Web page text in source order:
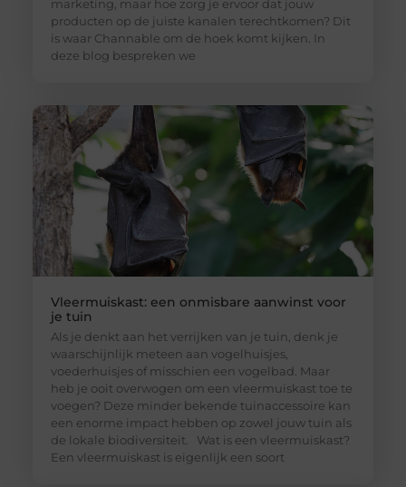
marketing, maar hoe zorg je ervoor dat jouw
producten op de juiste kanalen terechtkomen? Dit
is waar Channable om de hoek komt kijken. In
deze blog bespreken we
Vleermuiskast: een onmisbare aanwinst voor
je tuin
Als je denkt aan het verrijken van je tuin, denk je
waarschijnlijk meteen aan vogelhuisjes,
voederhuisjes of misschien een vogelbad. Maar
heb je ooit overwogen om een vleermuiskast toe te
voegen? Deze minder bekende tuinaccessoire kan
een enorme impact hebben op zowel jouw tuin als
de lokale biodiversiteit. Wat is een vleermuiskast?
Een vleermuiskast is eigenlijk een soort